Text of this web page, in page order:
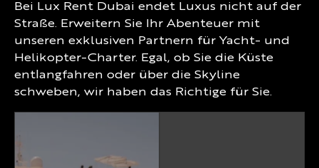
Bei Lux Rent Dubai endet Luxus nicht auf der
Straße. Erweitern Sie Ihr Abenteuer mit
unseren exklusiven Partnern für Yacht- und
Helikopter-Charter. Egal, ob Sie die Küste
entlangfahren oder über die Skyline
schweben, wir haben das Richtige für Sie.